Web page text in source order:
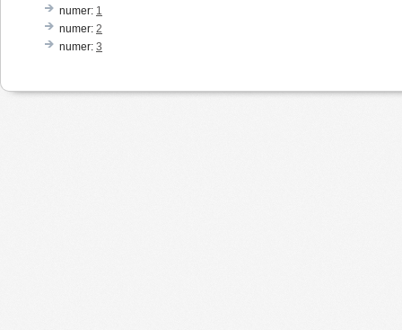
numer: 1
numer: 2
numer: 3